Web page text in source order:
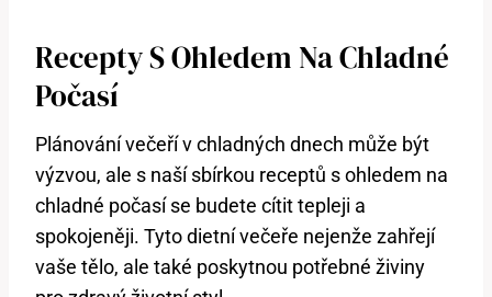
Recepty S Ohledem Na Chladné
Počasí
Plánování večeří v chladných dnech může být
výzvou, ale s naší sbírkou receptů s ohledem na
chladné počasí se budete cítit tepleji a
spokojeněji. Tyto dietní večeře nejenže zahřejí
vaše tělo, ale také poskytnou potřebné živiny